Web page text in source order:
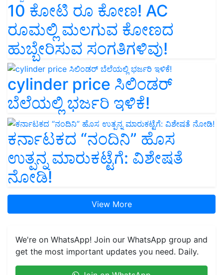
10 ಕೋಟಿ ರೂ ಕೋಣ! AC
ರೂಮಲ್ಲಿ ಮಲಗುವ ಕೋಣದ
ಹುಬ್ಬೇರಿಸುವ ಸಂಗತಿಗಳಿವು!
cylinder price ಸಿಲಿಂಡರ್‌
ಬೆಲೆಯಲ್ಲಿ ಭರ್ಜರಿ ಇಳಿಕೆ!
ಕರ್ನಾಟಕದ “ನಂದಿನಿ” ಹೊಸ
ಉತ್ಪನ್ನ ಮಾರುಕಟ್ಟೆಗೆ: ವಿಶೇಷತೆ
ನೋಡಿ!
View More
We're on WhatsApp! Join our WhatsApp group and
get the most important updates you need. Daily.